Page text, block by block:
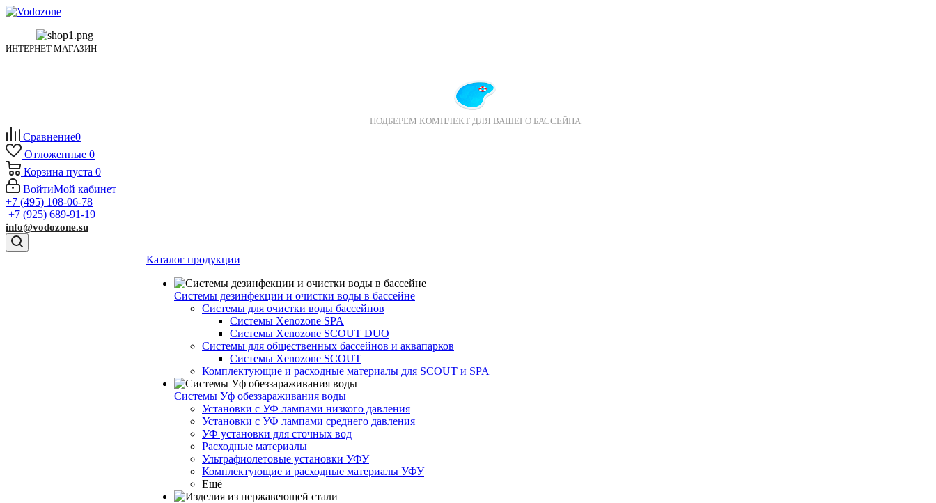
ИНТЕРНЕТ МАГАЗИН
ПОДБЕРЕМ КОМПЛЕКТ ДЛЯ ВАШЕГО БАССЕЙНА
Сравнение0
Отложенные 0
Корзина пуста 0
ВойтиМой кабинет
+7 (495) 108-06-78
+7 (925) 689-91-19
info@vodozone.su
Каталог продукции
Системы дезинфекции и очистки воды в бассейне
Системы для очистки воды бассейнов
Системы Xenozone SPA
Системы Xenozone SCOUT DUO
Системы для общественных бассейнов и аквапарков
Системы Xenozone SCOUT
Комплектующие и расходные материалы для SCOUT и SPA
Системы Уф обеззараживания воды
Установки с УФ лампами низкого давления
Установки с УФ лампами среднего давления
УФ установки для сточных вод
Расходные материалы
Ультрафиолетовые установки УФУ
Комплектующие и расходные материалы УФУ
Ещё